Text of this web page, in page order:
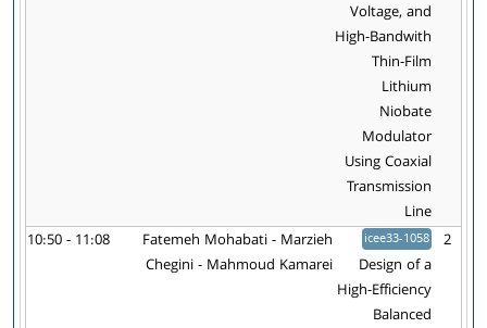
Voltage, and
High-Bandwith
Thin-Film
Lithium
Niobate
Modulator
Using Coaxial
Transmission
Line
2
icee33-1058
Design of a
High-Efficiency
Balanced
Fatemeh Mohabati - Marzieh
Chegini - Mahmoud Kamarei
10:50 - 11:08